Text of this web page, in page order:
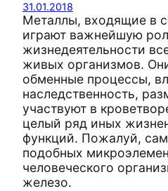
31.01.2018
Металлы, входящие в
играют важнейшую
жизнедеятельности
живых организмов.
обменные процессы,
наследственность,
участвуют в
целый ряд иных
функций. Пожалуй,
подобных
человеческого
железо.